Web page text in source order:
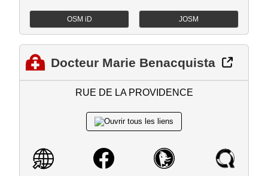
OSM iD JOSM
Docteur Marie Benacquista
RUE DE LA PROVIDENCE